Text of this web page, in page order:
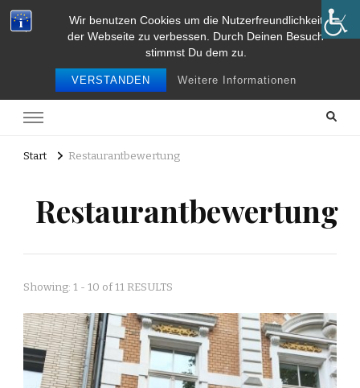
Wir benutzen Cookies um die Nutzerfreundlichkeit
der Webseite zu verbessen. Durch Deinen Besuch
stimmst Du dem zu.
VERSTANDEN Weitere Informationen
Food and Travel
Start Restaurantbewertung
Restaurantbewertung
Showing: 1 - 10 of 11 RESULTS